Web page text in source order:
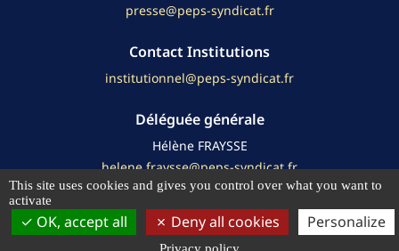
presse@peps-syndicat.fr
Contact Institutions
institutionnel@peps-syndicat.fr
Déléguée générale
Hélène FRAYSSE
helene.fraysse@peps-syndicat.fr
© 2026PEPSMentions légalesPolitique de confidentialité
This site uses cookies and gives you control over what you want to
activate
OK, accept all Deny all cookies Personalize